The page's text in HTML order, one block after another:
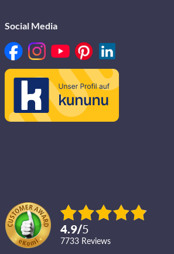
Social Media
4.9/5
7733 reviews